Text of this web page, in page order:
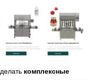
комплексные